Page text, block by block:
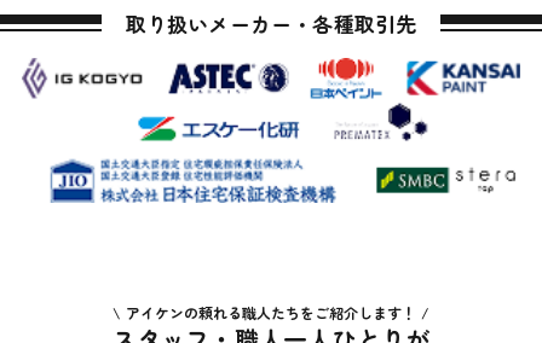
取り扱いメーカー・各種取引先
アイケンの頼れる職人たちをご紹介します！